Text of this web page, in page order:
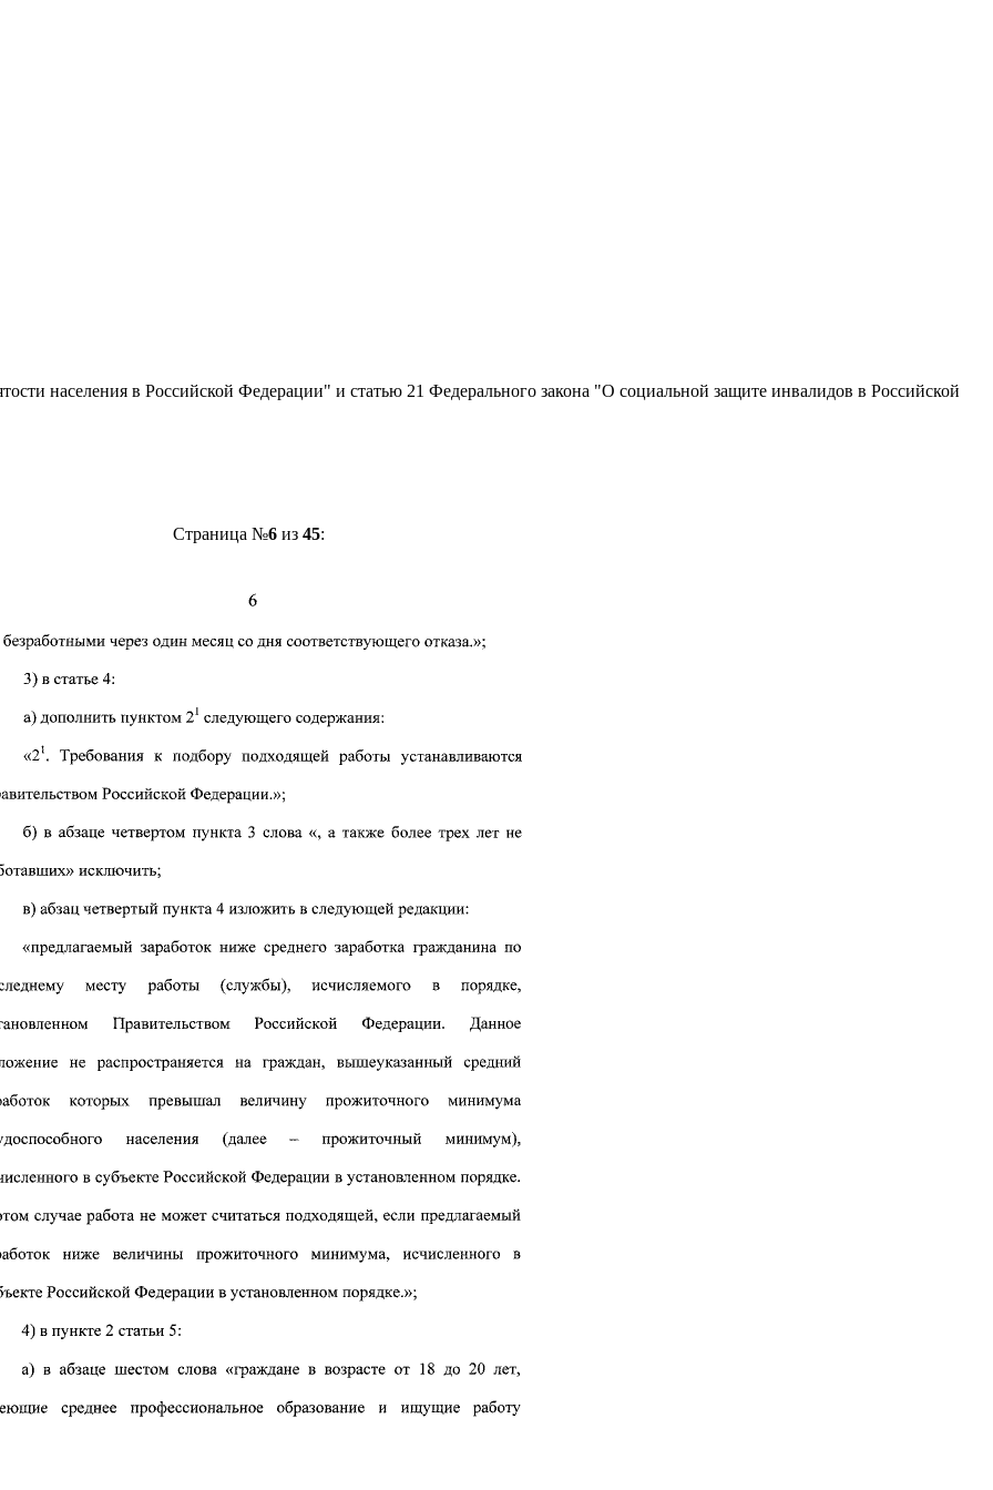
населения в Российской Федерации" и статью 21 Федерального закона "О социальной защите инвалидов в Российской
Страница №6из 45: